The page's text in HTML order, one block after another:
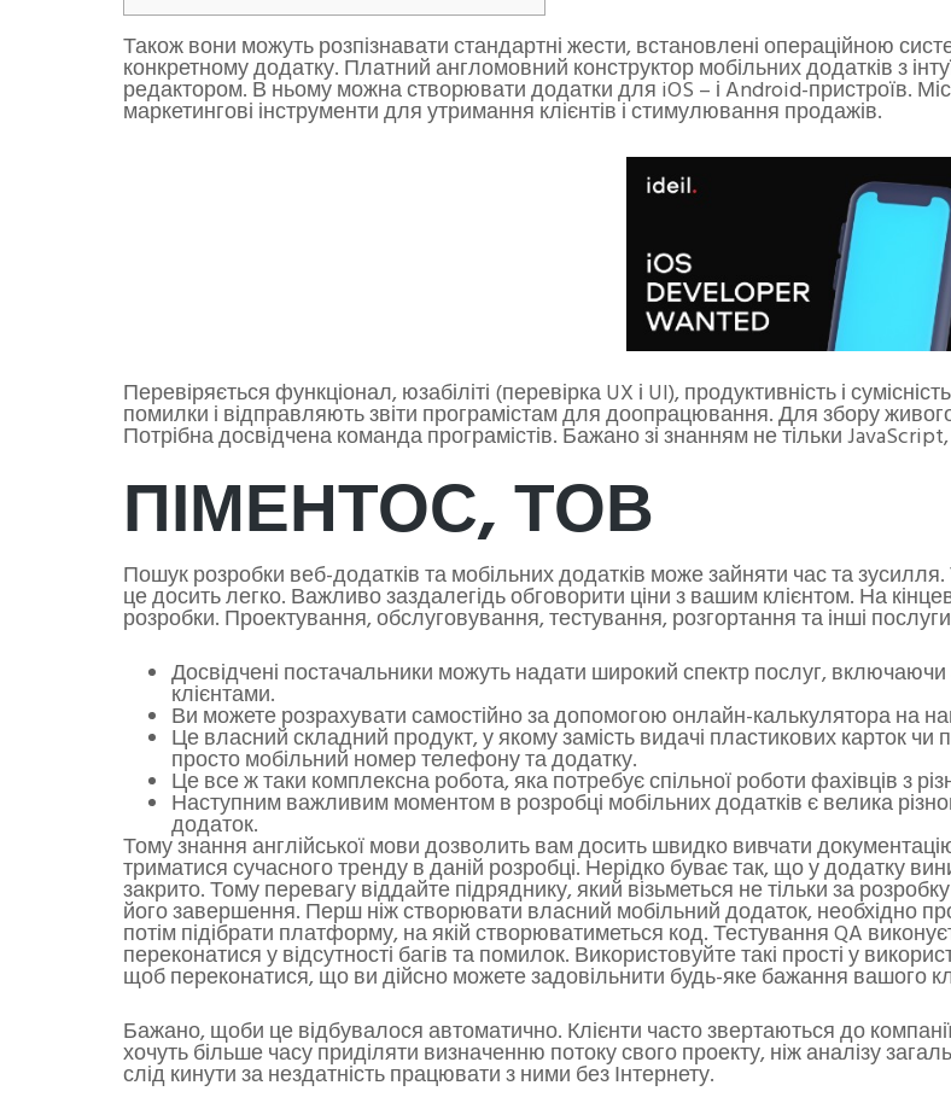
Також вони можуть розпізнавати стандартні жести, встановлені операційною
конкретному додатку. Платний англомовний конструктор мобільних додатків з
редактором. В ньому можна створювати додатки для iOS – і Android-пристроїв.
маркетингові інструменти для утримання клієнтів і стимулювання продажів.
Перевіряється функціонал, юзабіліті (перевірка UX і UI), продуктивність і
помилки і відправляють звіти програмістам для доопрацювання. Для збору
Потрібна досвідчена команда програмістів. Бажано зі знанням не тільки
ПІМЕНТОС, ТОВ
Пошук розробки веб-додатків та мобільних додатків може зайняти час та
це досить легко. Важливо заздалегідь обговорити ціни з вашим клієнтом. На
розробки. Проектування, обслуговування, тестування, розгортання та інші
Досвідчені постачальники можуть надати широкий спектр послуг,
клієнтами.
Ви можете розрахувати самостійно за допомогою онлайн-калькулятора на
Це власний складний продукт, у якому замість видачі пластикових карток
просто мобільний номер телефону та додатку.
Це все ж таки комплексна робота, яка потребує спільної роботи фахівців з
Наступним важливим моментом в розробці мобільних додатків є велика
додаток.
Тому знання англійської мови дозволить вам досить швидко вивчати документацію,
триматися сучасного тренду в даній розробці. Нерідко буває так, що у додатку
закрито. Тому перевагу віддайте підряднику, який візьметься не тільки за
його завершення. Перш ніж створювати власний мобільний додаток, необхідно
потім підібрати платформу, на якій створюватиметься код. Тестування QA
переконатися у відсутності багів та помилок. Використовуйте такі прості у
щоб переконатися, що ви дійсно можете задовільнити будь-яке бажання вашого
Бажано, щоби це відбувалося автоматично. Клієнти часто звертаються до
хочуть більше часу приділяти визначенню потоку свого проекту, ніж аналізу
слід кинути за нездатність працювати з ними без Інтернету.